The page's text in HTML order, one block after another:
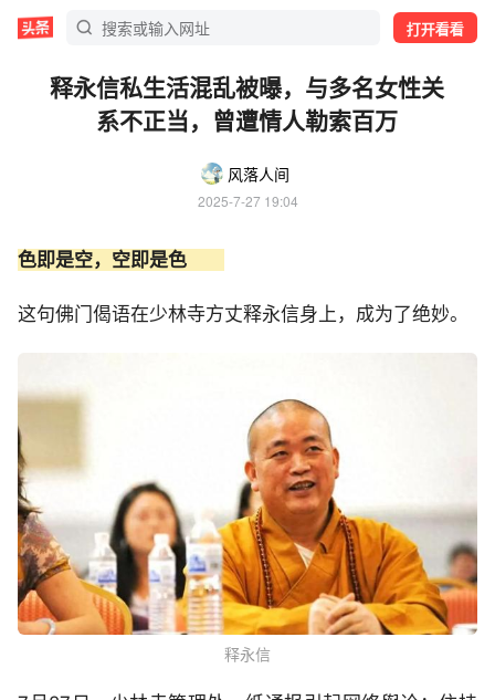
打开看看
释永信私生活混乱被曝，与多名女性关
系不正当，曾遭情人勒索百万
风落人间
2025-7-27 19:04
色即是空，空即是色
这句佛门偈语在少林寺方丈释永信身上，成为了绝妙。
释永信